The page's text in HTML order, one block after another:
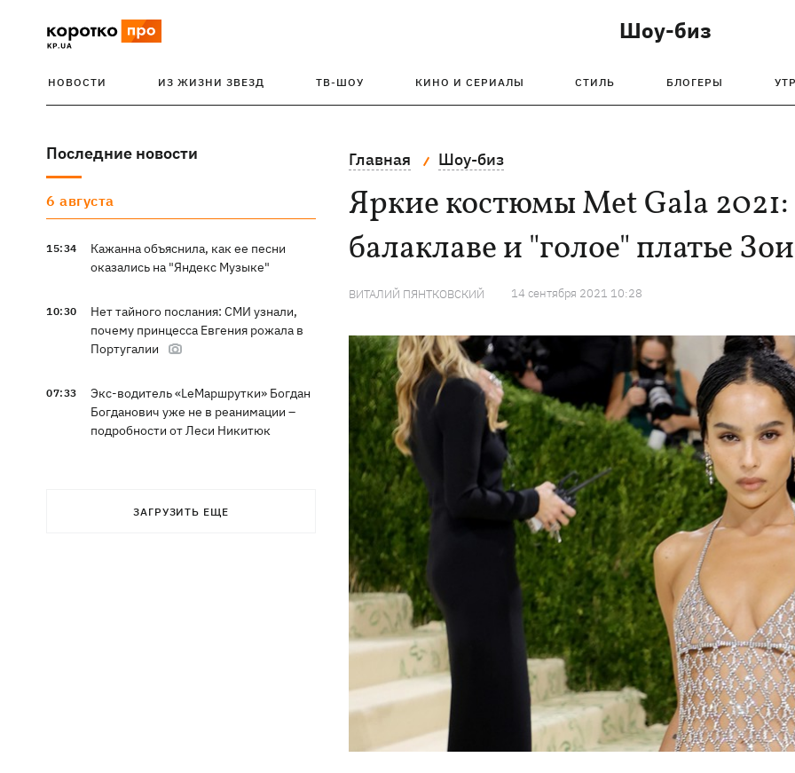
Шоу-биз
НОВОСТИ ИЗ ЖИЗНИ ЗВЕЗД ТВ-ШОУ КИНО И СЕРИАЛЫ СТИЛЬ БЛОГЕРЫ
Последние новости
6 августа
15:34
Кажанна объяснила, как ее песни
оказались на "Яндекс Музыке"
10:30
Нет тайного послания: СМИ узнали,
почему принцесса Евгения рожала в
Португалии
07:33
Экс-водитель «LeМаршрутки» Богдан
Богданович уже не в реанимации –
подробности от Леси Никитюк
ЗАГРУЗИТЬ ЕЩЕ
Главная Шоу-биз
Яркие костюмы Met Gala
балаклаве и "голое" платье
ВИТАЛИЙ ПЯНТКОВСКИЙ 14 сентября 2021 10:28